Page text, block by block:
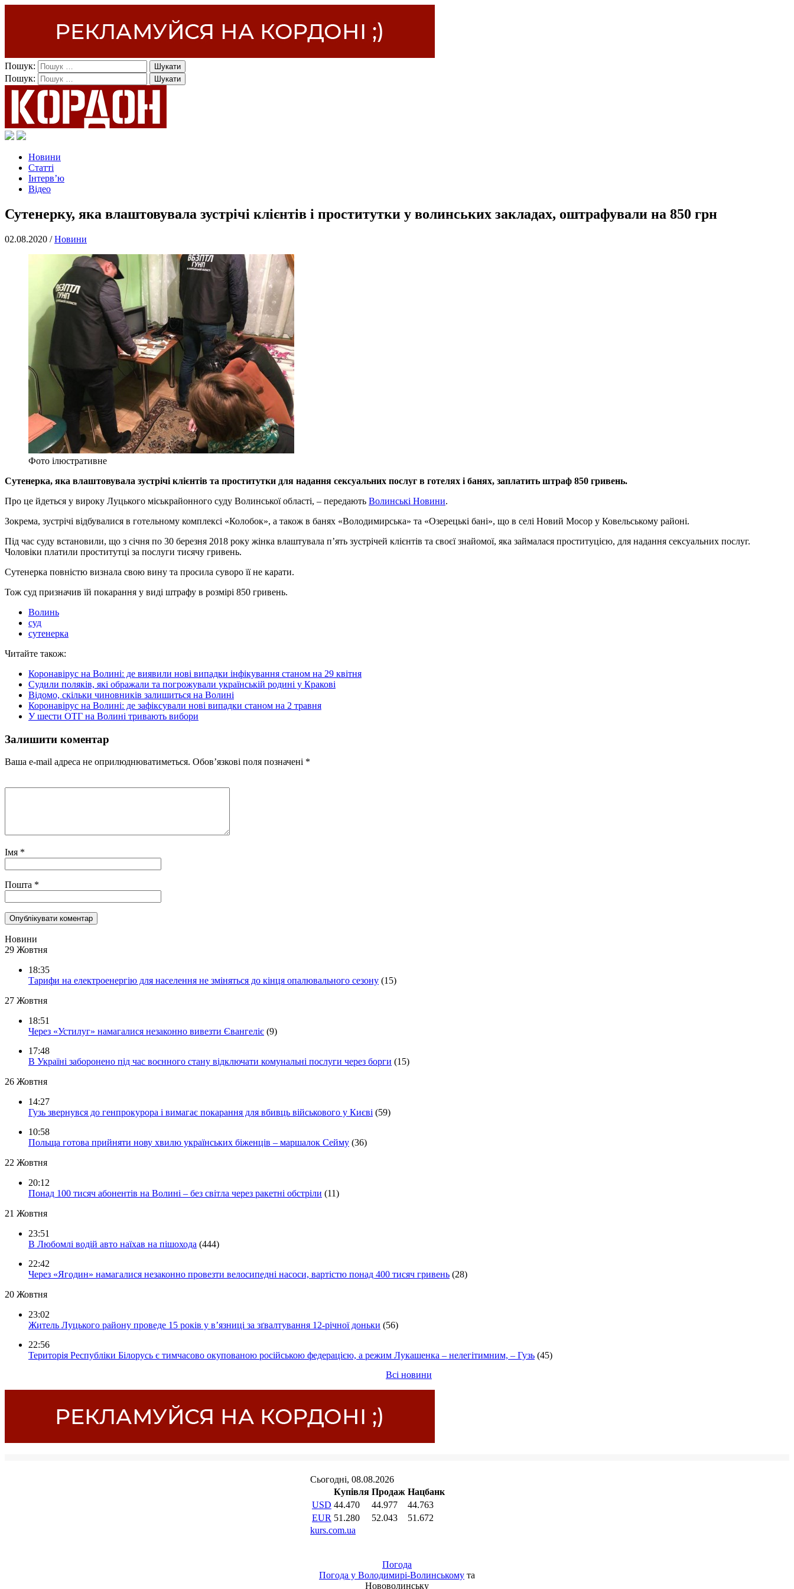
Пошук:
Пошук:
Новини
Статті
Інтерв’ю
Відео
Сутенерку, яка влаштовувала зустрічі клієнтів і проститутки у волинських закладах, оштрафували на 850 грн
02.08.2020 /Новини
Фото ілюстративне
Сутенерка, яка влаштовувала зустрічі клієнтів та проститутки для надання сексуальних послуг в готелях і банях, заплатить штраф 850 гривень.
Про це йдеться у вироку Луцького міськрайонного суду Волинської області, – передають Волинські Новини.
Зокрема, зустрічі відбувалися в готельному комплексі «Колобок», а також в банях «Володимирська» та «Озерецькі бані», що в селі Новий Мосор у Ковельському районі.
Під час суду встановили, що з січня по 30 березня 2018 року жінка влаштувала п’ять зустрічей клієнтів та своєї знайомої, яка займалася проституцією, для надання сексуальних послуг.
Чоловіки платили проститутці за послуги тисячу гривень.
Сутенерка повністю визнала свою вину та просила суворо її не карати.
Тож суд призначив їй покарання у виді штрафу в розмірі 850 гривень.
Волинь
суд
сутенерка
Читайте також:
Коронавірус на Волині: де виявили нові випадки інфікування станом на 29 квітня
Судили поляків, які ображали та погрожували українській родині у Кракові
Відомо, скільки чиновників залишиться на Волині
Коронавірус на Волині: де зафіксували нові випадки станом на 2 травня
У шести ОТГ на Волині тривають вибори
Залишити коментар
Ваша e-mail адреса не оприлюднюватиметься. Обов’язкові поля позначені *
Імя *
Пошта *
Новини
29 Жовтня
18:35
Тарифи на електроенергію для населення не зміняться до кінця опалювального сезону (15)
27 Жовтня
18:51
Через «Устилуг» намагалися незаконно вивезти Євангеліє (9)
17:48
В Україні заборонено під час воєнного стану відключати комунальні послуги через борги (15)
26 Жовтня
14:27
Гузь звернувся до генпрокурора і вимагає покарання для вбивць військового у Києві (59)
10:58
Польща готова прийняти нову хвилю українських біженців – маршалок Сейму (36)
22 Жовтня
20:12
Понад 100 тисяч абонентів на Волині – без світла через ракетні обстріли (11)
21 Жовтня
23:51
В Любомлі водій авто наїхав на пішохода (444)
22:42
Через «Ягодин» намагалися незаконно провезти велосипедні насоси, вартістю понад 400 тисяч гривень (28)
20 Жовтня
23:02
Житель Луцького району проведе 15 років у в’язниці за зґвалтування 12-річної доньки (56)
22:56
Територія Республіки Білорусь є тимчасово окупованою російською федерацією, а режим Лукашенка – нелегітимним, – Гузь (45)
Всі новини
Погода
Погода у Володимирі-Волинському та
Нововолинську